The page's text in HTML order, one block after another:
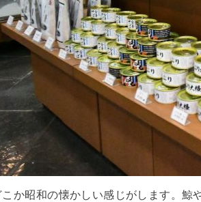
か昭和の懐かしい感じがします。